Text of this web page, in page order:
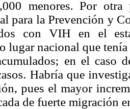
menores. Por
para la Prevención y
con VIH en el
lugar nacional que
en el caso
Habría que
pues el mayor
de fuerte migración